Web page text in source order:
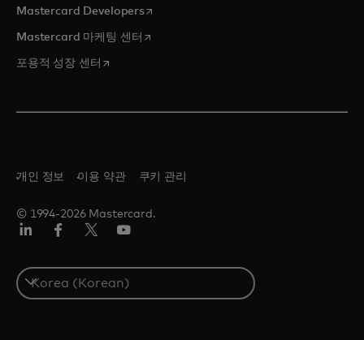
Mastercard Developers새 탭에서 열림
Mastercard 마케팅 센터 새 탭에서 열림
포용적 성장 센터 새 탭에서 열림
© 1994-2026 Mastercard.
개인 정보 이용 약관 쿠키 관리
S
e
In
ook
터/
X
브